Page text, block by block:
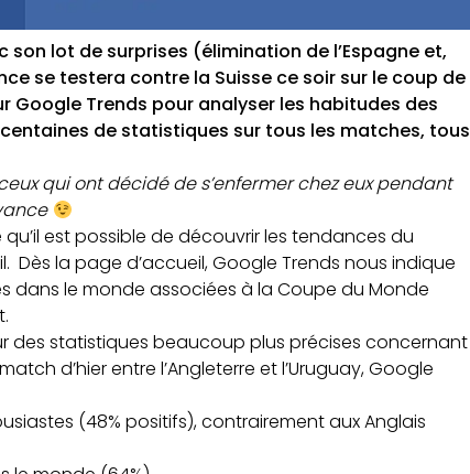
lot de surprises (élimination de l’Espagne et,
se testera contre la Suisse ce soir sur le coup de
Google Trends pour analyser les habitudes des
de statistiques sur tous les matches, tous
qui ont décidé de s’enfermer chez eux pendant
est possible de découvrir les tendances du
la page d’accueil, Google Trends nous indique
dans le monde associées à la Coupe du Monde
des statistiques beaucoup plus précises concernant
d’hier entre l’Angleterre et l’Uruguay, Google
(48% positifs), contrairement aux Anglais